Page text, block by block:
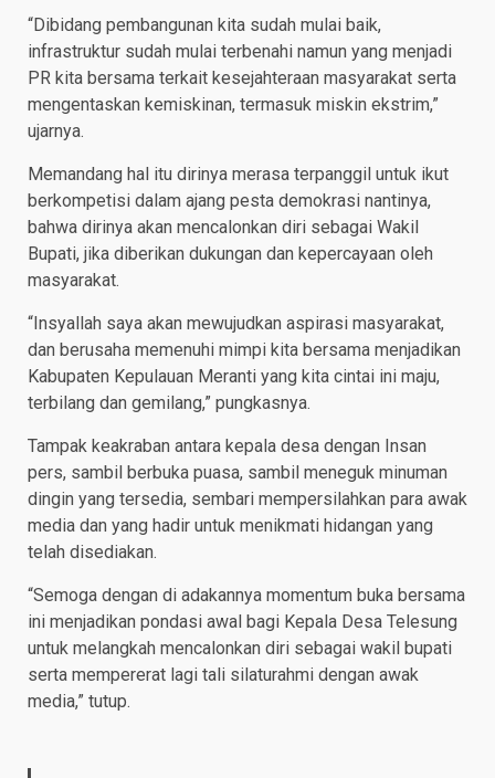
“Dibidang pembangunan kita sudah mulai baik,
infrastruktur sudah mulai terbenahi namun yang menjadi
PR kita bersama terkait kesejahteraan masyarakat serta
mengentaskan kemiskinan, termasuk miskin ekstrim,”
ujarnya.
Memandang hal itu dirinya merasa terpanggil untuk ikut
berkompetisi dalam ajang pesta demokrasi nantinya,
bahwa dirinya akan mencalonkan diri sebagai Wakil
Bupati, jika diberikan dukungan dan kepercayaan oleh
masyarakat.
“Insyallah saya akan mewujudkan aspirasi masyarakat,
dan berusaha memenuhi mimpi kita bersama menjadikan
Kabupaten Kepulauan Meranti yang kita cintai ini maju,
terbilang dan gemilang,” pungkasnya.
Tampak keakraban antara kepala desa dengan Insan
pers, sambil berbuka puasa, sambil meneguk minuman
dingin yang tersedia, sembari mempersilahkan para awak
media dan yang hadir untuk menikmati hidangan yang
telah disediakan.
“Semoga dengan di adakannya momentum buka bersama
ini menjadikan pondasi awal bagi Kepala Desa Telesung
untuk melangkah mencalonkan diri sebagai wakil bupati
serta mempererat lagi tali silaturahmi dengan awak
media,” tutup.